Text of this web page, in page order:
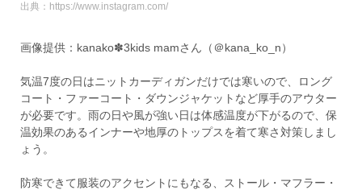
出典：https://www.instagram.com/
画像提供：kanako✽3kids mamさん（＠kana_ko_n）
気温7度の日はニットカーディガンだけでは寒いので、ロング
コート・ファーコート・ダウンジャケットなど厚手のアウター
が必要です。雨の日や風が強い日は体感温度が下がるので、保
温効果のあるインナーや地厚のトップスを着て寒さ対策しまし
ょう。
防寒できて服装のアクセントにもなる、ストール・マフラー・